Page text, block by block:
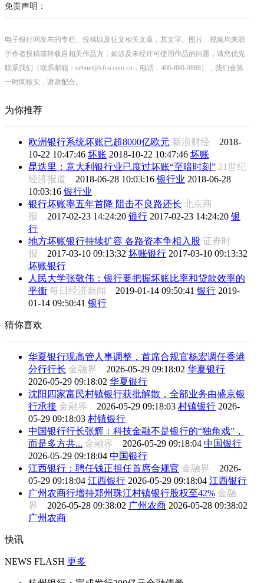
免责声明：
电子银行网发布的专栏、投稿以及征文相关文章，其文字、图片、视频均来源
于作者投稿或转载自相关作品方；如涉及未经许可使用作品的问题，请您优先
联系我们（联系邮箱：cebnet@cfca.com.cn，电话：400-880-9888），我们会第
一时间核实，谢谢配合。
为你推荐
欧洲银行系统坏账已超8000亿欧元 新浪财经 2018-
10-22 10:47:46 坏账 2018-10-22 10:47:46 坏账
昆迭里：意大利银行业已度过坏账“至暗时刻” 21世纪
经济报道 2018-06-28 10:03:16 银行业 2018-06-28
10:03:16 银行业
银行坏账率五年首降 阻击不良路还长 北京商
报 2017-02-23 14:24:20 银行 2017-02-23 14:24:20 银
行
地方坏账银行持续扩容 各路资本争相入股 证券时
报 2017-03-10 09:13:32 坏账银行 2017-03-10 09:13:32
坏账银行
人民大学张敬伟：银行要把握坏账比率和贷款效率的
平衡 每日经济新闻 2019-01-14 09:50:41 银行 2019-
01-14 09:50:41 银行
猜你喜欢
华夏银行现高管人事调整，首席合规官杨宏调任香港
分行行长 金融界 2026-05-29 09:18:02 华夏银行
2026-05-29 09:18:02 华夏银行
沈阳四家富民村镇银行获批解散，全部业务由盛京银
行承接 金融界 2026-05-29 09:18:03 村镇银行 2026-
05-29 09:18:03 村镇银行
中国银行行长张辉：科技金融不是银行的“独角戏”，
而是多方共... 金融界 2026-05-29 09:18:04 中国银行
2026-05-29 09:18:04 中国银行
江西银行：聘任钱正担任首席合规官 金融界 2026-
05-29 09:18:04 江西银行 2026-05-29 09:18:04 江西银行
广州农商行增持郑州珠江村镇银行股权至42% 金融
界 2026-05-28 09:38:02 广州农商 2026-05-28 09:38:02
广州农商
快讯
NEWS FLASH 更多